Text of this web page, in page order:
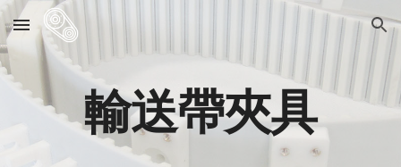
Skip to main content Skip to navigation
輸送帶夾具